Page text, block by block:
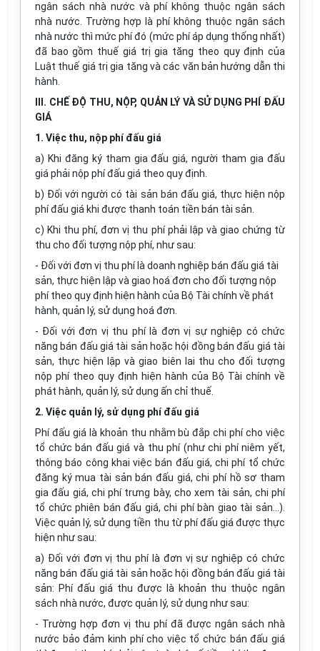
ngân sách nhà nước và phí không thuộc ngân sách
nhà nước. Trường hợp là phí không thuộc ngân sách
nhà nước thì mức phí đó (mức phí áp dụng thống nhất)
đã bao gồm thuế giá trị gia tăng theo quy định của
Luật thuế giá trị gia tăng và các văn bản hướng dẫn thi
hành.
III. CHẾ ĐỘ THU, NỘP, QUẢN LÝ VÀ SỬ DỤNG PHÍ ĐẤU
GIÁ
1. Việc thu, nộp phí đấu giá
a) Khi đăng ký tham gia đấu giá, người tham gia đấu
giá phải nộp phí đấu giá theo quy định.
b) Đối với người có tài sản bán đấu giá, thực hiện nộp
phí đấu giá khi được thanh toán tiền bán tài sản.
c) Khi thu phí, đơn vị thu phí phải lập và giao chứng từ
thu cho đối tượng nộp phí, như sau:
- Đối với đơn vị thu phí là doanh nghiệp bán đấu giá tài
sản, thực hiện lập và giao hoá đơn cho đối tượng nộp
phí theo quy định hiện hành của Bộ Tài chính về phát
hành, quản lý, sử dụng hoá đơn.
- Đối với đơn vị thu phí là đơn vị sự nghiệp có chức
năng bán đấu giá tài sản hoặc hội đồng bán đấu giá tài
sản, thực hiện lập và giao biên lai thu cho đối tượng
nộp phí theo quy định hiện hành của Bộ Tài chính về
phát hành, quản lý, sử dụng ấn chỉ thuế.
2. Việc quản lý, sử dụng phí đấu giá
Phí đấu giá là khoản thu nhằm bù đắp chi phí cho việc
tổ chức bán đấu giá và thu phí (như chi phí niêm yết,
thông báo công khai việc bán đấu giá, chi phí tổ chức
đăng ký mua tài sản bán đấu giá, chi phí hồ sơ tham
gia đấu giá, chi phí trưng bày, cho xem tài sản, chi phí
tổ chức phiên bán đấu giá, chi phí bàn giao tài sản...).
Việc quản lý, sử dụng tiền thu từ phí đấu giá được thực
hiện như sau:
a) Đối với đơn vị thu phí là đơn vị sự nghiệp có chức
năng bán đấu giá tài sản hoặc hội đồng bán đấu giá tài
sản: Phí đấu giá thu được là khoản thu thuộc ngân
sách nhà nước, được quản lý, sử dụng như sau:
- Trường hợp đơn vị thu phí đã được ngân sách nhà
nước bảo đảm kinh phí cho việc tổ chức bán đấu giá